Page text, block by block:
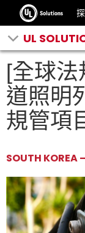
UL
[全球
道照明
規管項
SOUTH KOREA